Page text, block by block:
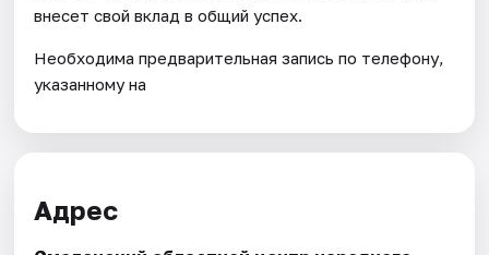
внесет свой вклад в общий успех.
Необходима предварительная запись по телефону,
указанному на
Адрес